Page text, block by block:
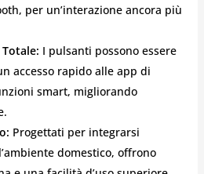
per un’interazione ancora più
I pulsanti possono essere
accesso rapido alle app di
smart, migliorando
Progettati per integrarsi
domestico, offrono